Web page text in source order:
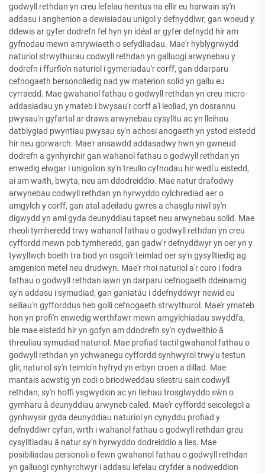
godwyll rethdan yn creu lefelau heintus na ellir eu harwain sy'n
addasu i anghenion a dewisiadau unigol y defnyddiwr, gan wneud y
ddewis ar gyfer dodrefn fel hyn yn idéal ar gyfer defnydd hir am
gyfnodau mewn amrywiaeth o sefydliadau. Mae'r hyblygrwydd
naturiol strwythurau codwyll rethdan yn galluogi arwynebau y
dodrefn i ffurfio'n naturiol i gymeriadau'r corff, gan ddarparu
cefnogaeth bersonoliedig nad yw materion solid yn gallu eu
cyrraedd. Mae gwahanol fathau o godwyll rethdan yn creu micro-
addasiadau yn ymateb i bwysau'r corff a'i leoliad, yn dosrannu
pwysau'n gyfartal ar draws arwynebau cysylltu ac yn lleihau
datblygiad pwyntiau pwysau sy'n achosi anogaeth yn ystod eistedd
hir neu gorwarch. Mae'r ansawdd addasadwy hwn yn gwneud
dodrefn a gynhyrchir gan wahanol fathau o godwyll rethdan yn
enwedig elwgar i unigolion sy'n treulio cyfnodau hir wedi'u eistedd,
ai am waith, bwyta, neu am ddodreiddio. Mae natur drafodwy
arwynebau codwyll rethdan yn hyrwyddo cylchrediad aer o
amgylch y corff, gan atal adeiladu gwres a chasglu niwl sy'n
digwydd yn aml gyda deunyddiau tapset neu arwynebau solid. Mae
rheoli tymheredd trwy wahanol fathau o godwyll rethdan yn creu
cyffordd mewn pob tymheredd, gan gadw'r defnyddwyr yn oer yn y
tywyllwch boeth tra bod yn osgoi'r teimlad oer sy'n gysylltiedig ag
amgenion metel neu drudwyn. Mae'r rhoi naturiol a'r curo i fodra
fathau o godwyll rethdan iawn yn darparu cefnogaeth ddeinamig
sy'n addasu i symudiad, gan ganiatáu i ddefnyddwyr newid eu
seiliau'n gyfforddus heb golli cefnogaeth strwythurol. Mae'r ymateb
hon yn profi'n enwedig werthfawr mewn amgylchiadau swyddfa,
ble mae eistedd hir yn gofyn am ddodrefn sy'n cydweithio â
threuliau symudiad naturiol. Mae profiad tactil gwahanol fathau o
godwyll rethdan yn ychwanegu cyffordd synhwyrol trwy'u testun
glir, naturiol sy'n teimlo'n hyfryd yn erbyn croen a dillad. Mae
mantais acwstig yn codi o briodweddau silestru sain codwyll
rethdan, sy'n hoffi ysgwydion ac yn lleihau trosglwyddo sŵn o
gymharu â deunyddiau arwyneb caled. Mae'r cyffordd seicolegol a
gynhwysir gyda deunyddiau naturiol yn cynyddu profiad y
defnyddiwr cyfan, wrth i wahanol fathau o godwyll rethdan greu
cysylltiadau â natur sy'n hyrwyddo dodreiddio a lles. Mae
posibiliadau personoli o fewn gwahanol fathau o godwyll rethdan
yn galluogi cynhyrchwyr i addasu lefelau cryfder a nodweddion